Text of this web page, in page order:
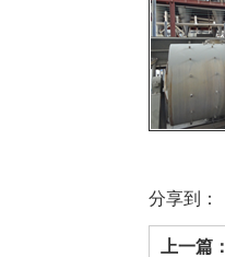
分享到：
上一篇：